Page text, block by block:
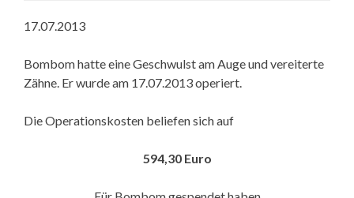
17.07.2013
Bombom hatte eine Geschwulst am Auge und vereiterte
Zähne. Er wurde am 17.07.2013 operiert.
Die Operationskosten beliefen sich auf
594,30 Euro